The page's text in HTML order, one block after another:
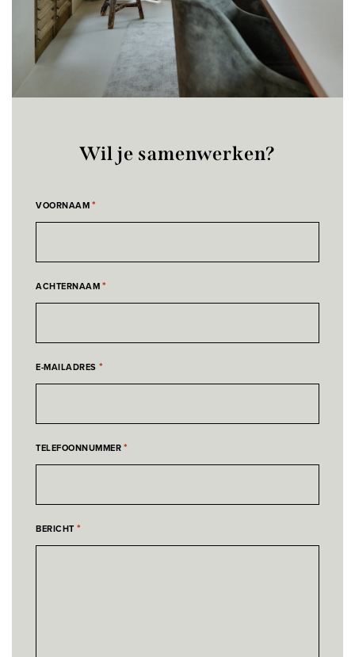
Wil je samenwerken?
VOORNAAM *
ACHTERNAAM *
E-MAILADRES *
TELEFOONNUMMER *
BERICHT *